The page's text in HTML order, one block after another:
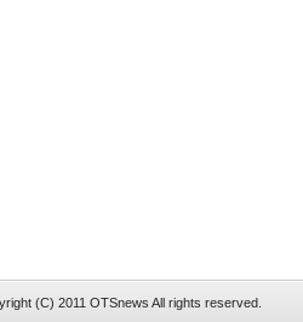
(C) 2011 OTSnews All rights reserved.